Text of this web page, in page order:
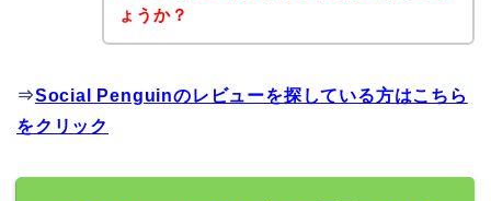
ょうか？
⇒Social Penguinのレビューを探している方はこちら
をクリック